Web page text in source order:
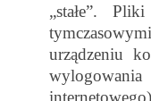
„stałe”.
urządzeniu